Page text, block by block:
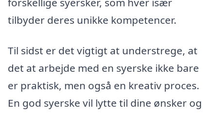
tilbyder deres unikke kompetencer.
Til sidst er det vigtigt at understrege, at
det at arbejde med en syerske ikke bare
er praktisk, men også en kreativ proces.
En god syerske vil lytte til dine ønsker og